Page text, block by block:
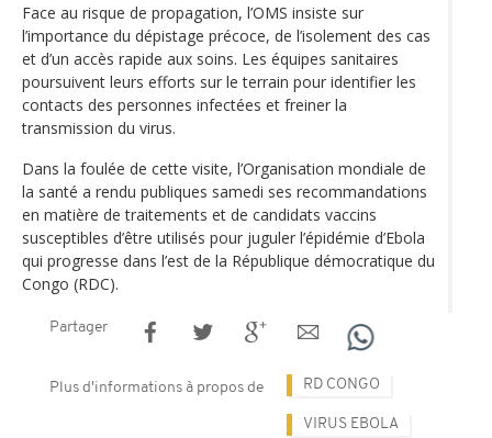
Face au risque de propagation, l’OMS insiste sur
l’importance du dépistage précoce, de l’isolement des cas
et d’un accès rapide aux soins. Les équipes sanitaires
poursuivent leurs efforts sur le terrain pour identifier les
contacts des personnes infectées et freiner la
transmission du virus.
Dans la foulée de cette visite, l’Organisation mondiale de
la santé a rendu publiques samedi ses recommandations
en matière de traitements et de candidats vaccins
susceptibles d’être utilisés pour juguler l’épidémie d’Ebola
qui progresse dans l’est de la République démocratique du
Congo (RDC).
Partager
Plus d'informations à propos de RD CONGO
VIRUS EBOLA